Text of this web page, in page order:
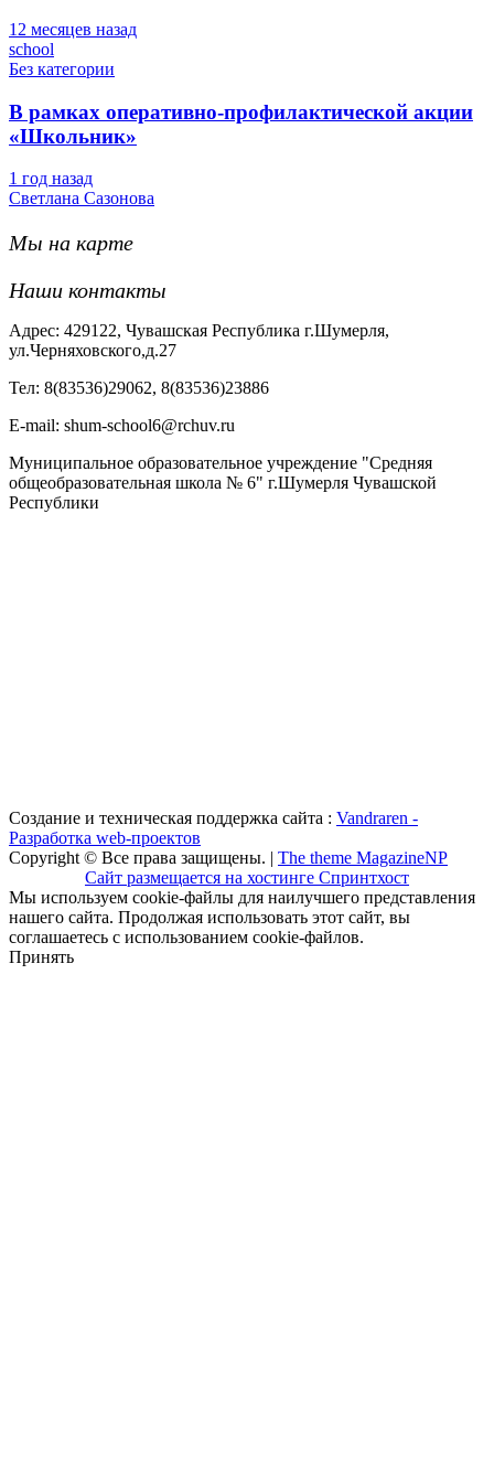
12 месяцев назад
school
Без категории
В рамках оперативно-профилактической акции
«Школьник»
1 год назад
Светлана Сазонова
Мы на карте
Наши контакты
Адрес: 429122, Чувашская Республика г.Шумерля,
ул.Черняховского,д.27
Тел: 8(83536)29062, 8(83536)23886
Е-mail: shum-school6@rchuv.ru
Муниципальное образовательное учреждение "Средняя
общеобразовательная школа № 6" г.Шумерля Чувашской
Республики
Создание и техническая поддержка сайта : Vandraren -
Разработка web-проектов
Copyright © Все права защищены. | The theme MagazineNP
Сайт размещается на хостинге Спринтхост
Мы используем cookie-файлы для наилучшего представления
нашего сайта. Продолжая использовать этот сайт, вы
соглашаетесь с использованием cookie-файлов.
Принять